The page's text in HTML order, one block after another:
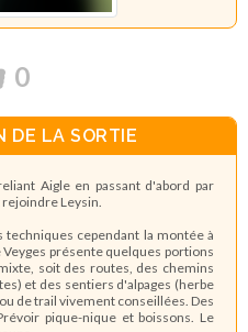
0
DE LA SORTIE
Aigle en passant d'abord par
Leysin.
cependant la montée à
présente quelques portions
soit des routes, des chemins
et des sentiers d'alpages (herbe
de trail vivement conseillées. Des
pique-nique et boissons. L e